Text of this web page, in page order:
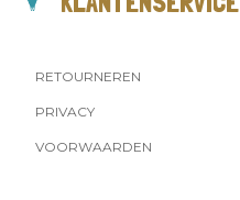
RETOURNEREN
PRIVACY
VOORWAARDEN